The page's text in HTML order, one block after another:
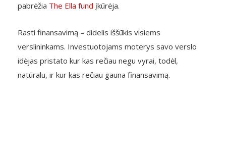
pabrėžia The Ella fund įkūrėja.
Rasti finansavimą – didelis iššūkis visiems
verslininkams. Investuotojams moterys savo verslo
idėjas pristato kur kas rečiau negu vyrai, todėl,
natūralu, ir kur kas rečiau gauna finansavimą.